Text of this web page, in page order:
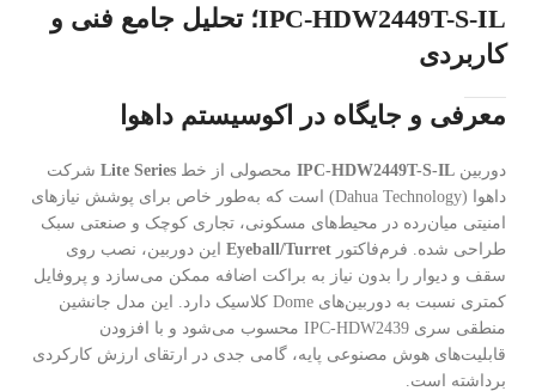
IPC-HDW2449T-S-IL؛ تحلیل جامع فنی و
کاربردی
معرفی و جایگاه در اکوسیستم داهوا
دوربین IPC-HDW2449T-S-IL محصولی از خط Lite Series شرکت
داهوا (Dahua Technology) است که به‌طور خاص برای پوشش نیازهای
امنیتی میان‌رده در محیط‌های مسکونی، تجاری کوچک و صنعتی سبک
طراحی شده. فرم‌فاکتور Eyeball/Turret این دوربین، نصب روی
سقف و دیوار را بدون نیاز به براکت اضافه ممکن می‌سازد و پروفایل
کمتری نسبت به دوربین‌های Dome کلاسیک دارد. این مدل جانشین
منطقی سری IPC-HDW2439 محسوب می‌شود و با افزودن
قابلیت‌های هوش مصنوعی پایه، گامی جدی در ارتقای ارزش کارکردی
برداشته است.